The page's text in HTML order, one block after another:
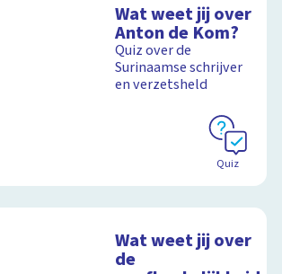
Wat weet jij over
Anton de Kom?
Quiz over de
Surinaamse schrijver
en verzetsheld
Quiz
Wat weet jij over
de